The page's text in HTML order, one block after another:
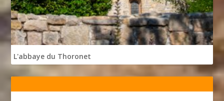
L'abbaye du Thoronet